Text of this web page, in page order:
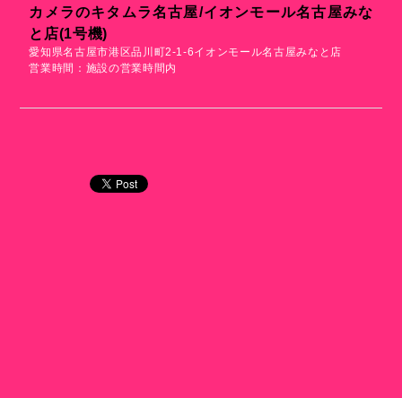
カメラのキタムラ名古屋/イオンモール名古屋みな
と店(1号機)
愛知県名古屋市港区品川町2-1-6イオンモール名古屋みなと店
営業時間：施設の営業時間内